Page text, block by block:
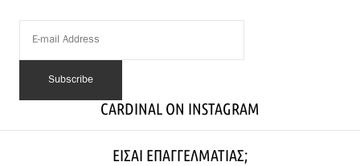
CARDINAL ON INSTAGRAM
ΕΊΣΑΙ ΕΠΑΓΓΕΛΜΑΤΊΑΣ;